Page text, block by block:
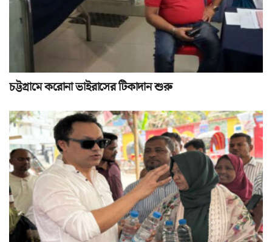
চট্টগ্রামে করোনা ভাইরাসের টিকাদান শুরু